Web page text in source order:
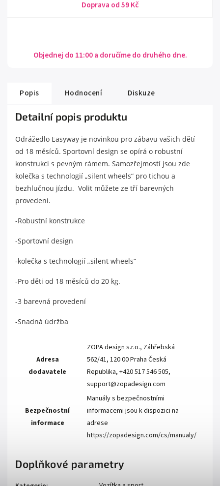
Doprava od 59 Kč
Objednej do 11:00 a doručíme do druhého dne.
Popis Hodnocení Diskuze
Detailní popis produktu
Odrážedlo Easyway je novinkou pro zábavu vašich dětí
od 18 měsíců. Sportovní design se opírá o robustní
konstrukci s pevným rámem. Samozřejmostí jsou zde
kolečka s technologií „silent wheels“ pro tichou a
bezhlučnou jízdu. Volit můžete ze tří barevných
provedení.
-Robustní konstrukce
-Sportovní design
-kolečka s technologií „silent wheels“
-Pro děti od 18 měsíců do 20 kg.
-3 barevná provedení
-Snadná údržba
Adresa
dodavatele
ZOPA design s.r.o., Záhřebská
562/41, 120 00 Praha Česká
Republika, +420 517 546 505,
support@zopadesign.com
Bezpečnostní
informace
Manuály s bezpečnostními
informacemi jsou k dispozici na
adrese
https://zopadesign.com/cs/manualy/
Doplňkové parametry